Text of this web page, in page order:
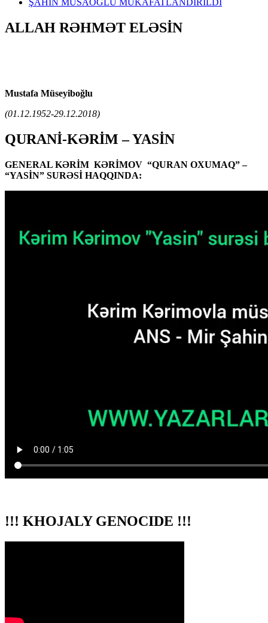
ALLAH RƏHMƏT ELƏSİN
Mustafa Müseyiboğlu
(01.12.1952-29.12.2018)
QURANİ-KƏRİM – YASİN
GENERAL KƏRİM KƏRİMOV “QURAN OXUMAQ” –
“YASİN” SURƏSİ HAQQINDA:
!!! KHOJALY GENOCIDE !!!